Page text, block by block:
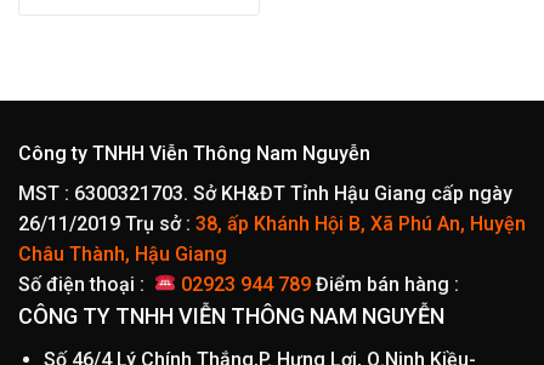
Công ty TNHH Viễn Thông Nam Nguyễn
MST : 6300321703. Sở KH&ĐT Tỉnh Hậu Giang cấp ngày
26/11/2019 Trụ sở : 38, ấp Khánh Hội B, Xã Phú An, Huyện
Châu Thành, Hậu Giang
Số điện thoại :
02923 944 789 Điểm bán hàng :
CÔNG TY TNHH VIỄN THÔNG NAM NGUYỄN
Số 46/4 Lý Chính Thắng,P. Hưng Lợi, Q.Ninh Kiều-